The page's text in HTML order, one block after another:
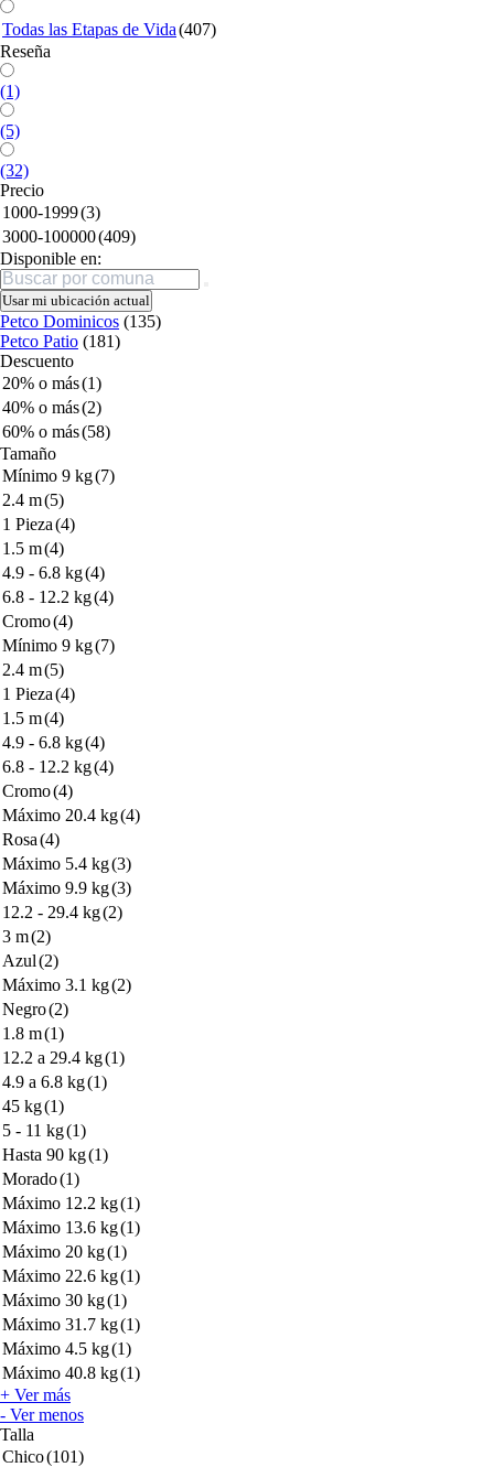
Todas las Etapas de Vida(407)
Reseña
(1)
(5)
(32)
Precio
1000-1999(3)
3000-100000(409)
Disponible en:
Buscar
Usar mi ubicación actual
Petco Dominicos (135)
Petco Patio (181)
Descuento
20% o más(1)
40% o más(2)
60% o más(58)
Tamaño
Mínimo 9 kg(7)
2.4 m(5)
1 Pieza(4)
1.5 m(4)
4.9 - 6.8 kg(4)
6.8 - 12.2 kg(4)
Cromo(4)
Mínimo 9 kg(7)
2.4 m(5)
1 Pieza(4)
1.5 m(4)
4.9 - 6.8 kg(4)
6.8 - 12.2 kg(4)
Cromo(4)
Máximo 20.4 kg(4)
Rosa(4)
Máximo 5.4 kg(3)
Máximo 9.9 kg(3)
12.2 - 29.4 kg(2)
3 m(2)
Azul(2)
Máximo 3.1 kg(2)
Negro(2)
1.8 m(1)
12.2 a 29.4 kg(1)
4.9 a 6.8 kg(1)
45 kg(1)
5 - 11 kg(1)
Hasta 90 kg(1)
Morado(1)
Máximo 12.2 kg(1)
Máximo 13.6 kg(1)
Máximo 20 kg(1)
Máximo 22.6 kg(1)
Máximo 30 kg(1)
Máximo 31.7 kg(1)
Máximo 4.5 kg(1)
Máximo 40.8 kg(1)
+ Ver más
- Ver menos
Talla
Chico(101)